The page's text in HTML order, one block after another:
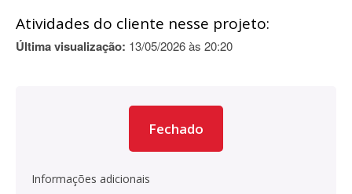
Atividades do cliente nesse projeto:
Última visualização: 13/05/2026 às 20:20
Fechado
Informações adicionais